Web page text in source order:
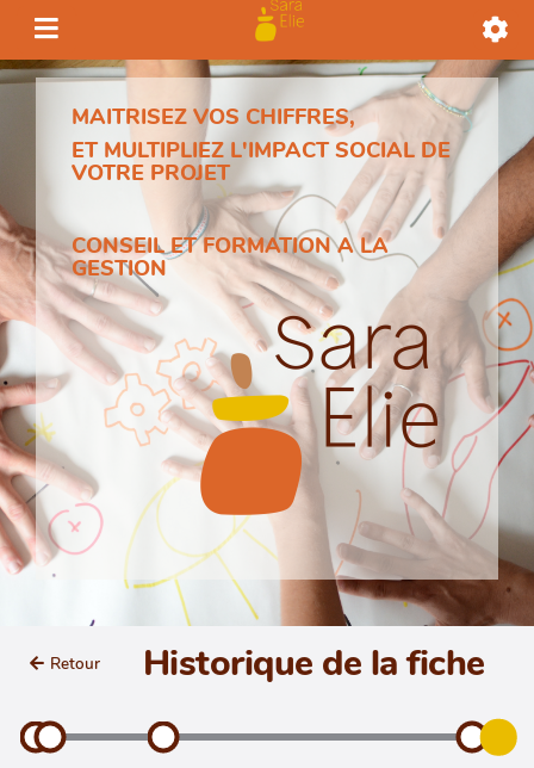
MAITRISEZ VOS CHIFFRES,
ET MULTIPLIEZ L'IMPACT SOCIAL DE
VOTRE PROJET
CONSEIL ET FORMATION A LA
GESTION
Retour Historique de la fiche